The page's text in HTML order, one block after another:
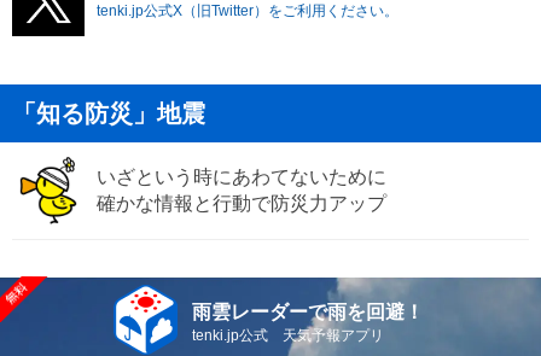
tenki.jp公式X（旧Twitter）をご利用ください。
「知る防災」地震
いざという時にあわてないために
確かな情報と行動で防災力アップ
雨雲レーダーで雨を回避！
tenki.jp公式 天気予報アプリ